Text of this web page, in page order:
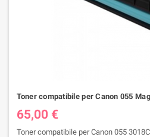
Toner compatibile per Canon 055
65,00 €
Toner compatibile per Canon 055